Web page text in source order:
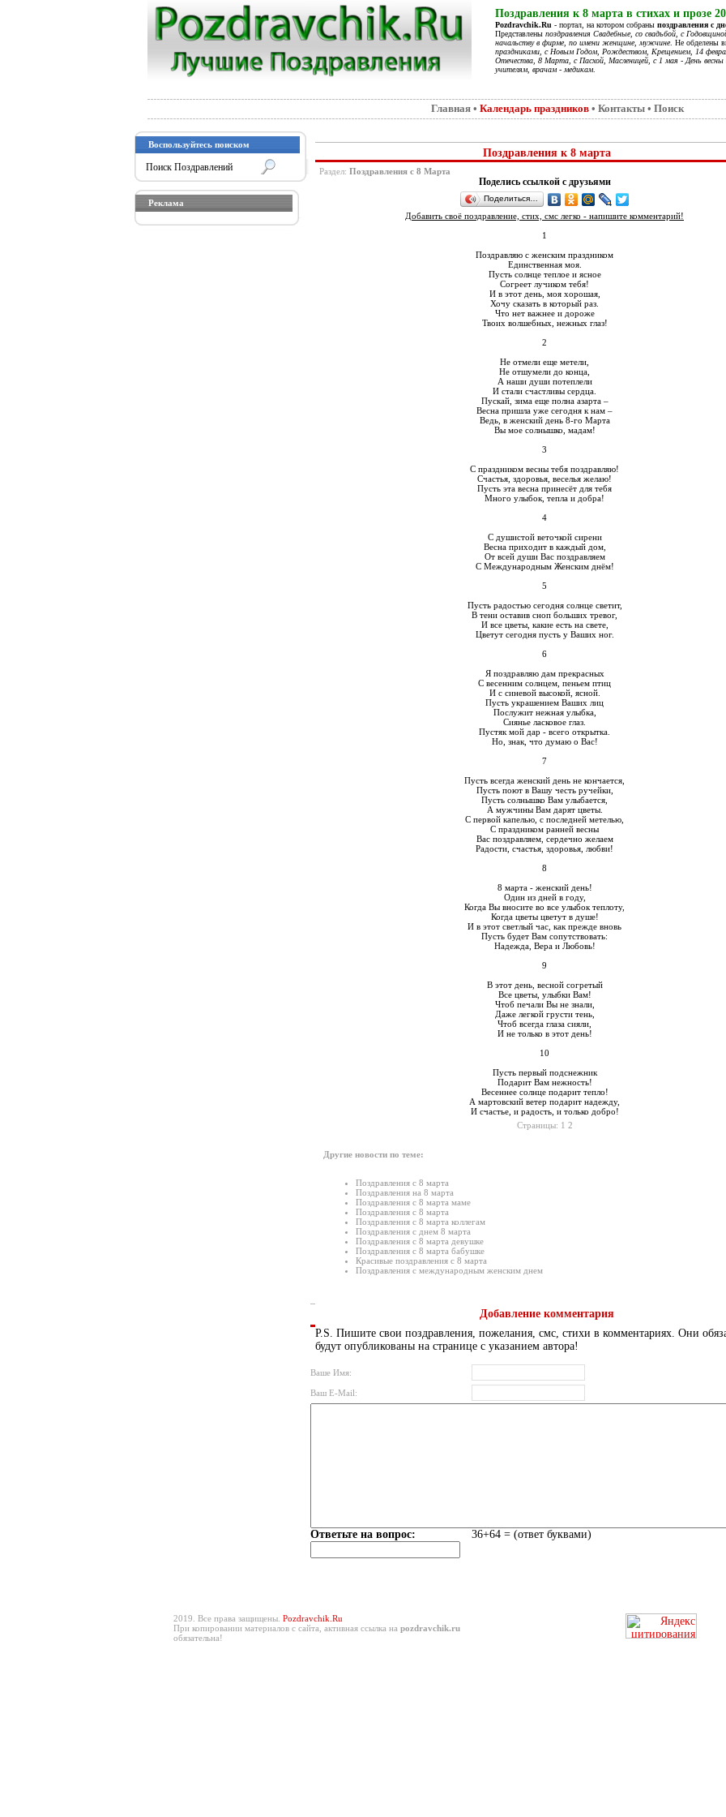
Поздравления к 8 марта в стихах и прозе
Pozdravchik.Ru - портал, на котором собраны поздравления с
Представлены поздравления Свадебные, со свадьбой, с
начальству в фирме, по имени женщине, мужчине. Не обделены
праздниками, с Новым Годом, Рождеством, Крещением, 14
Отечества, 8 Марта, с Пасхой, Масленицей, с 1 мая - День
учителям, врачам - медикам
Главная • Календарь праздников • Контакты • Поиск
Воспользуйтесь поиском
Реклама
Поздравления к 8 марта
Раздел: Поздравления с 8 Марта
Поделись ссылкой с друзьями
Поделиться…
Добавить своё поздравление, стих, смс легко - напишите комментарий!
1
Поздравляю с женским праздником
Единственная моя.
Пусть солнце теплое и ясное
Согреет лучиком тебя!
И в этот день, моя хорошая,
Хочу сказать в который раз.
Что нет важнее и дороже
Твоих волшебных, нежных глаз!
2
Не отмели еще метели,
Не отшумели до конца,
А наши души потеплели
И стали счастливы сердца.
Пускай, зима еще полна азарта –
Весна пришла уже сегодня к нам –
Ведь, в женский день 8-го Марта
Вы мое солнышко, мадам!
3
С праздником весны тебя поздравляю!
Счастья, здоровья, веселья желаю!
Пусть эта весна принесёт для тебя
Много улыбок, тепла и добра!
4
С душистой веточкой сирени
Весна приходит в каждый дом,
От всей души Вас поздравляем
С Международным Женским днём!
5
Пусть радостью сегодня солнце светит,
В тени оставив сноп больших тревог,
И все цветы, какие есть на свете,
Цветут сегодня пусть у Ваших ног.
6
Я поздравляю дам прекрасных
С весенним солнцем, пеньем птиц
И с синевой высокой, ясной.
Пусть украшением Ваших лиц
Послужит нежная улыбка,
Сиянье ласковое глаз.
Пустяк мой дар - всего открытка.
Но, знак, что думаю о Вас!
7
Пусть всегда женский день не кончается,
Пусть поют в Вашу честь ручейки,
Пусть солнышко Вам улыбается,
А мужчины Вам дарят цветы.
С первой капелью, с последней метелью,
С праздником ранней весны
Вас поздравляем, сердечно желаем
Радости, счастья, здоровья, любви!
8
8 марта - женский день!
Один из дней в году,
Когда Вы вносите во все улыбок теплоту,
Когда цветы цветут в душе!
И в этот светлый час, как прежде вновь
Пусть будет Вам сопутствовать:
Надежда, Вера и Любовь!
9
В этот день, весной согретый
Все цветы, улыбки Вам!
Чтоб печали Вы не знали,
Даже легкой грусти тень,
Чтоб всегда глаза сияли,
И не только в этот день!
10
Пусть первый подснежник
Подарит Вам нежность!
Весеннее солнце подарит тепло!
А мартовский ветер подарит надежду,
И счастье, и радость, и только добро!
Страницы: 1 2
Другие новости по теме:
Поздравления с 8 марта
Поздравления на 8 марта
Поздравления с 8 марта маме
Поздравления с 8 марта
Поздравления с 8 марта коллегам
Поздравления с днем 8 марта
Поздравления с 8 марта девушке
Поздравления с 8 марта бабушке
Красивые поздравления с 8 марта
Поздравления с международным женским днем
Добавление комментария
P.S. Пишите свои поздравления, пожелания, смс, стихи в комментариях. Они
будут опубликованы на странице с указанием автора!
Ваше Имя:
Ваш E-Mail:
Ответьте на вопрос: 36+64 = (ответ буквами)
2019. Все права защищены. Pozdravchik.Ru
При копировании материалов с сайта, активная ссылка на pozdravchik.ru
обязательна!